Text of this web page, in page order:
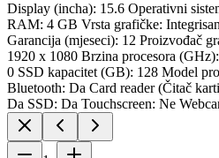
Display (incha): 15.6 Operativni
RAM: 4 GB Vrsta grafičke:
Garancija (mjeseci): 12 Proizvođač
1920 x 1080 Brzina procesora
0 SSD kapacitet (GB): 128 Model
Bluetooth: Da Card reader (Čitač
Da SSD: Da Touchscreen: Ne